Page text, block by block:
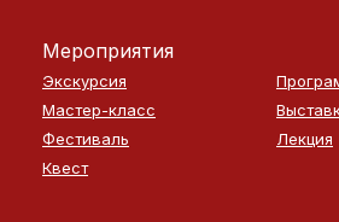
Мероприятия
Экскурсия
Мастер-класс
Фестиваль
Лекция
Квест